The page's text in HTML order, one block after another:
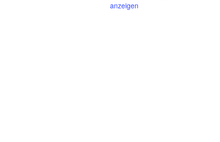
anzeigen